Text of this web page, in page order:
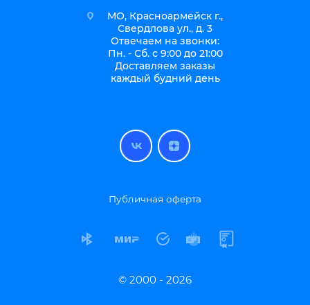
МО, Красноармейск г.,
Свердлова ул., д. 3
Отвечаем на звонки:
Пн. - Сб. с 9:00 до 21:00
Доставляем заказы
каждый будний день
Публичная оферта
© 2000 - 2026